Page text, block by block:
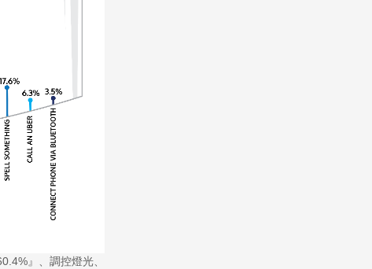
』、調控燈光、